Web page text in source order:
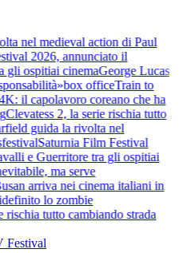
nel medieval action di Paul
2026, annunciato il
gli ospitiai cinemaGeorge Lucas
box officeTrain to
il capolavoro coreano che ha
Clevatess 2, la serie rischia tutto
guida la rivolta nel
festivalSaturnia Film Festival
e Guerritore tra gli ospitiai
ma serve
arriva nei cinema italiani in
lo zombie
rischia tutto cambiando strada
Festival